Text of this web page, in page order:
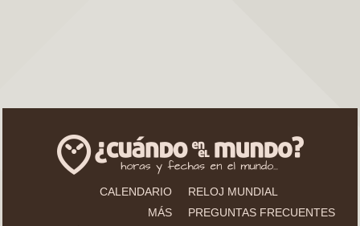
CALENDARIO
RELOJ MUNDIAL
MÁS
PREGUNTAS FRECUENTES